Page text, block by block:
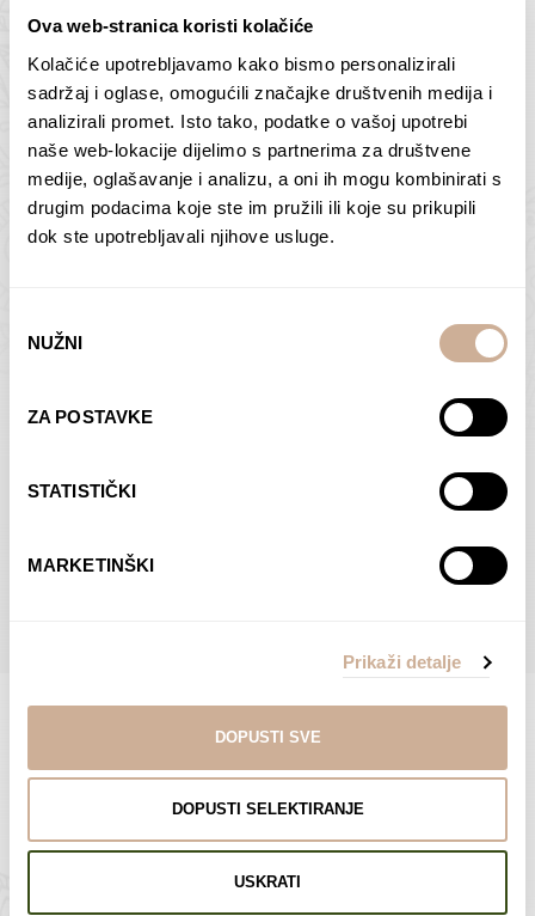
Ova web-stranica koristi kolačiće
Kolačiće upotrebljavamo kako bismo personalizirali
sadržaj i oglase, omogućili značajke društvenih medija i
analizirali promet. Isto tako, podatke o vašoj upotrebi
naše web-lokacije dijelimo s partnerima za društvene
medije, oglašavanje i analizu, a oni ih mogu kombinirati s
drugim podacima koje ste im pružili ili koje su prikupili
dok ste upotrebljavali njihove usluge.
pristanka
NUŽNI
ZA POSTAVKE
STATISTIČKI
MARKETINŠKI
Prikaži detalje
DOPUSTI SVE
DOPUSTI SELEKTIRANJE
USKRATI
Butan – ljudi 2
75,00€ – 138,00€Raspon
cijena:
od
75,00 €
138,00 €
ODABERI OPCIJE
Antarktika – krajolik
2
75,00€ – 138,00€Raspon
cijena:
od
ODABERI OPCIJE
Dolac
ODABERI OPCIJE
Moreškanti – sjena
€Raspon
od
75,00 €
do
138,00 €
ODABERI OPCIJE
POGLEDAJTE SVE PROIZVODE U OVOJ KATEGORIJI
Limited Edition Fotografije